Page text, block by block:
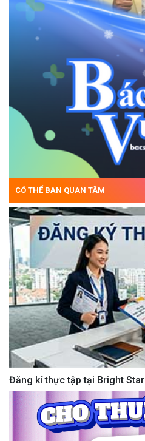
CÓ THỂ BẠN QUAN TÂM
Đăng kí thực tập tại Bright Star